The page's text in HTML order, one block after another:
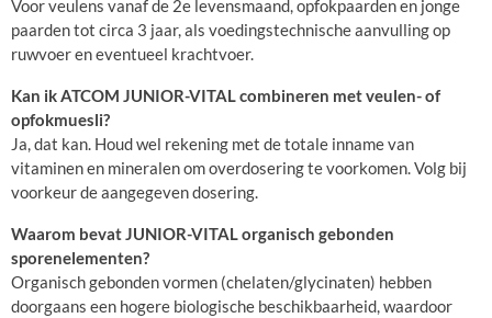
Voor veulens vanaf de 2e levensmaand, opfokpaarden en jonge
paarden tot circa 3 jaar, als voedingstechnische aanvulling op
ruwvoer en eventueel krachtvoer.
Kan ik ATCOM JUNIOR-VITAL combineren met veulen- of
opfokmuesli?
Ja, dat kan. Houd wel rekening met de totale inname van
vitaminen en mineralen om overdosering te voorkomen. Volg bij
voorkeur de aangegeven dosering.
Waarom bevat JUNIOR-VITAL organisch gebonden
sporenelementen?
Organisch gebonden vormen (chelaten/glycinaten) hebben
doorgaans een hogere biologische beschikbaarheid, waardoor